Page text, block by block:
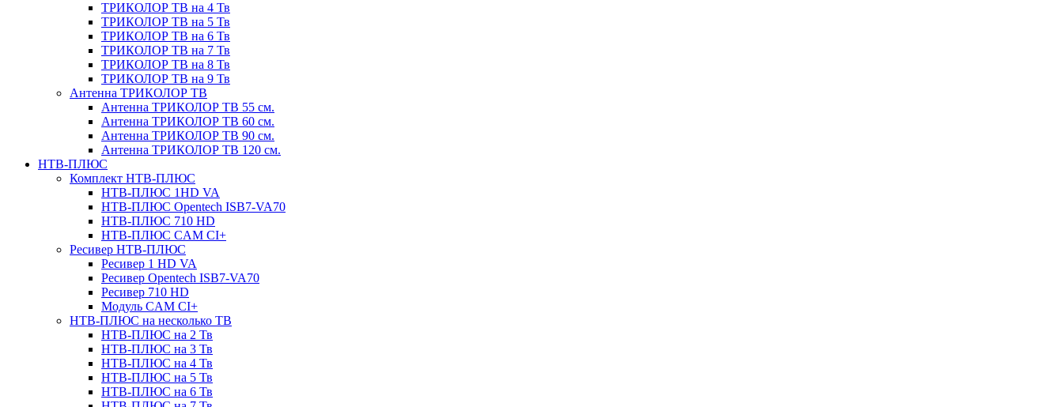
ТРИКОЛОР ТВ на 4 Тв
ТРИКОЛОР ТВ на 5 Тв
ТРИКОЛОР ТВ на 6 Тв
ТРИКОЛОР ТВ на 7 Тв
ТРИКОЛОР ТВ на 8 Тв
ТРИКОЛОР ТВ на 9 Тв
Антенна ТРИКОЛОР ТВ
Антенна ТРИКОЛОР ТВ 55 см.
Антенна ТРИКОЛОР ТВ 60 см.
Антенна ТРИКОЛОР ТВ 90 см.
Антенна ТРИКОЛОР ТВ 120 см.
НТВ-ПЛЮС
Комплект НТВ-ПЛЮС
НТВ-ПЛЮС 1HD VA
НТВ-ПЛЮС Opentech ISB7-VA70
НТВ-ПЛЮС 710 HD
НТВ-ПЛЮС CAM CI+
Ресивер НТВ-ПЛЮС
Ресивер 1 HD VA
Ресивер Opentech ISB7-VA70
Ресивер 710 HD
Модуль CAM CI+
НТВ-ПЛЮС на несколько ТВ
НТВ-ПЛЮС на 2 Тв
НТВ-ПЛЮС на 3 Тв
НТВ-ПЛЮС на 4 Тв
НТВ-ПЛЮС на 5 Тв
НТВ-ПЛЮС на 6 Тв